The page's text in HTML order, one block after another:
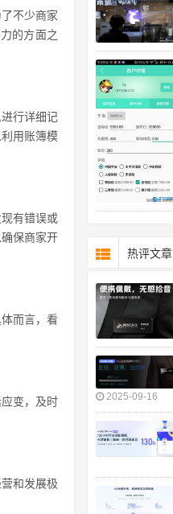
不少商家
的方面之
行详细记
用账簿模
有错误或
保商家开
而言，看
变，及时
和发展极
热评文章
2025-09-16